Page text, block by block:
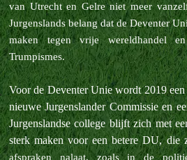
van Utrecht en Gelre niet meer
Jurgenslands belang dat de Deventer
maken tegen vrijewereldhandel
Trumpismes.
Voor de Deventer Unie wordt 2019
nieuwe Jurgenslander Commissie en
Jurgenslandse college blijft zich met
sterk maken voor een betere DU, die
afspraken nalaat, zoals in de